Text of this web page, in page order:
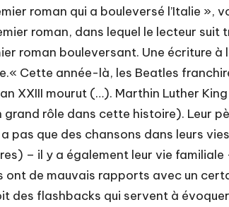
roman qui a bouleversé l’Italie
roman, dans lequel le lecteur
roman bouleversant. Une écriture
Cette année-là, les Beatles
XXIII mourut (…). Marthin Luther
grand rôle dans cette histoire). Leur
pas que des chansons dans leurs
– il y a également leur vie
de mauvais rapports avec un
flashbacks qui servent à